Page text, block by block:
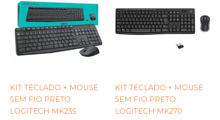
KIT TECLADO + MOUSE
SEM FIO PRETO
LOGITECH MK235
KIT TECLADO + MOUSE
SEM FIO PRETO
LOGITECH MK270